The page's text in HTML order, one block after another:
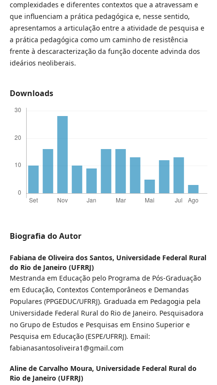
complexidades e diferentes contextos que a atravessam e
que influenciam a prática pedagógica e, nesse sentido,
apresentamos a articulação entre a atividade de pesquisa e
a prática pedagógica como um caminho de resistência
frente à descaracterização da função docente advinda dos
ideários neoliberais.
Downloads
Biografia do Autor
Fabiana de Oliveira dos Santos, Universidade Federal Rural
do Rio de Janeiro (UFRRJ)
Mestranda em Educação pelo Programa de Pós-Graduação
em Educação, Contextos Contemporâneos e Demandas
Populares (PPGEDUC/UFRRJ). Graduada em Pedagogia pela
Universidade Federal Rural do Rio de Janeiro. Pesquisadora
no Grupo de Estudos e Pesquisas em Ensino Superior e
Pesquisa em Educação (ESPE/UFRRJ). Email:
fabianasantosoliveira1@gmail.com
Aline de Carvalho Moura, Universidade Federal Rural do
Rio de Janeiro (UFRRJ)